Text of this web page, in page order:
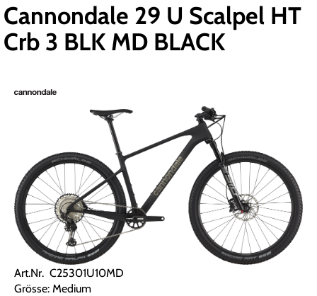
Cannondale 29 U Scalpel HT
Crb 3 BLK MD BLACK
Art.Nr. C25301U10MD
Grösse: Medium